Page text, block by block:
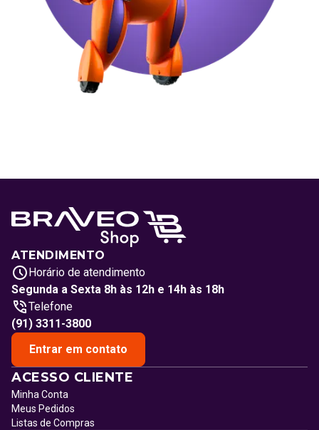
ATENDIMENTO
Horário de atendimento
Segunda a Sexta 8h às 12h e 14h às 18h
Telefone
(91) 3311-3800
Entrar em contato
ACESSO CLIENTE
Minha Conta
Meus Pedidos
Listas de Compras